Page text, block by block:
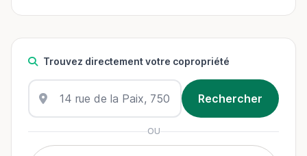
Trouvez directement votre copropriété
OU